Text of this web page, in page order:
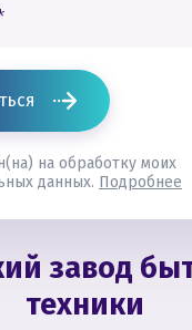
на обработку моих
данных. Подробнее
завод
техники